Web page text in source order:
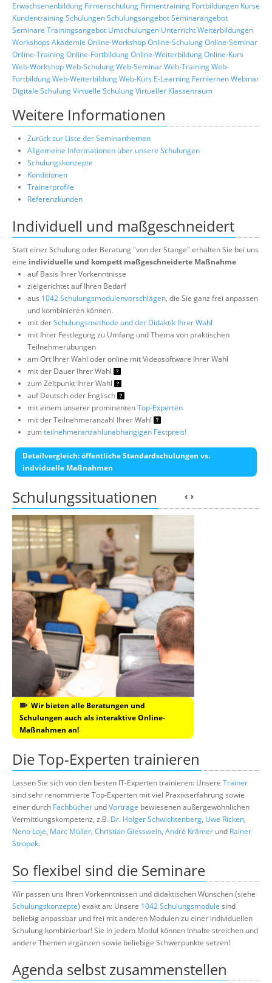
Erwachsenenbildung Firmenschulung Firmentraining Fortbildungen Kurse
KundentrainingSchulungenSchulungsangebotSeminarangebot
Seminare Trainingsangebot Umschulungen UnterrichtWeiterbildungen
Workshops Akademie Online-WorkshopOnline-SchulungOnline-Seminar
Online-TrainingOnline-FortbildungOnline-WeiterbildungOnline-Kurs
Web-WorkshopWeb-SchulungWeb-SeminarWeb-TrainingWeb-
FortbildungWeb-WeiterbildungWeb-Kurs E-Learning FernlernenWebinar
Digitale SchulungVirtuelle SchulungVirtueller Klassenraum
Weitere Informationen
Zurück zur Liste der Seminarthemen
Allgemeine Informationen über unsere Schulungen
Schulungskonzepte
Konditionen
Trainerprofile
Referenzkunden
Individuell und maßgeschneidert
Statt einer Schulung oder Beratung "von der Stange" erhalten Sie bei uns
eine individuelle und kompett maßgeschneiderte Maßnahme
auf Basis Ihrer Vorkenntnisse
zielgerichtet auf Ihren Bedarf
aus 1042 Schulungsmodulenvorschlägen, die Sie ganz frei anpassen
und kombinieren können.
mit derSchulungsmethode und der Didaktik Ihrer Wahl
mit Ihrer Festlegung zu Umfang und Thema von praktischen
Teilnehmerübungen
am Ort Ihrer Wahl oder online mit Videosoftware Ihrer Wahl
mit der Dauer Ihrer Wahl
zum Zeitpunkt Ihrer Wahl
auf Deutsch oder Englisch
mit einem unserer prominentenTop-Experten
mit der Teilnehmeranzahl Ihrer Wahl
zumteilnehmeranzahlunabhängigen Festpreis!
Detailvergleich: öffentliche Standardschulungen vs.
indviduelle Maßnahmen
Schulungssituationen
Wir bieten alle Beratungen und
Schulungen auch als interaktive Online-
Maßnahmen an!
Die Top-Experten trainieren
Lassen Sie sich von den besten IT-Experten trainieren: Unsere Trainer
sind sehr renommierte Top-Experten mit viel Praxixserfahrung sowie
einer durch Fachbücher undVorträge bewiesenen außergewöhnlichen
Vermittlungskompetenz, z.B. Dr. Holger Schwichtenberg, Uwe Ricken,
Neno Loje, Marc Müller, Christian Giesswein, André Krämer und Rainer
Stropek.
So flexibel sind die Seminare
Wir passen uns Ihren Vorkenntnissen und didaktischen Wünschen (siehe
Schulungskonzepte) exakt an: Unsere 1042 Schulungsmodule sind
beliebig anpassbar und frei mit anderen Modulen zu einer individuellen
Schulung kombinierbar! Sie in jedem Modul können Inhalte streichen und
andere Themen ergänzen sowie beliebige Schwerpunkte setzen!
Agenda selbst zusammenstellen